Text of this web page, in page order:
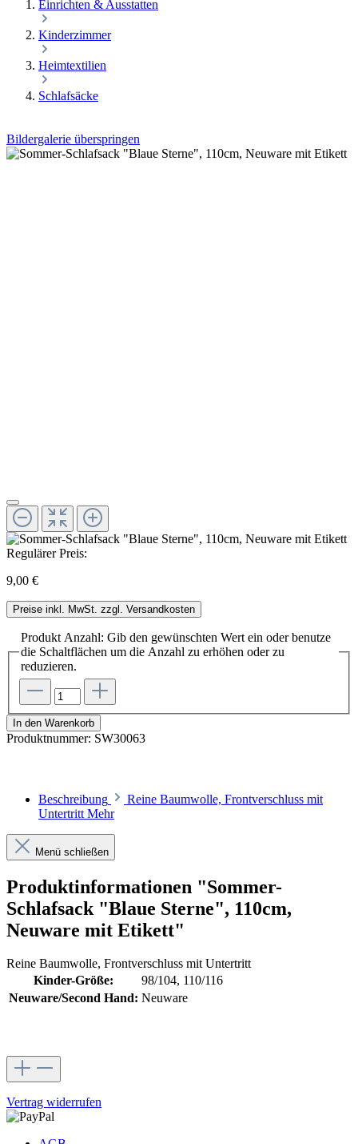
Einrichten & Ausstatten
Kinderzimmer
Heimtextilien
Schlafsäcke
Bildergalerie überspringen
Regulärer Preis:
9,00 €
Preise inkl. MwSt. zzgl. Versandkosten
Produkt Anzahl: Gib den gewünschten Wert ein oder benutze
die Schaltflächen um die Anzahl zu erhöhen oder zu
reduzieren.
In den Warenkorb
Produktnummer: SW30063
Beschreibung
Reine Baumwolle, Frontverschluss mit
Untertritt Mehr
Menü schließen
Produktinformationen "Sommer-
Schlafsack "Blaue Sterne", 110cm,
Neuware mit Etikett"
Reine Baumwolle, Frontverschluss mit Untertritt
Kinder-Größe:
98/104, 110/116
Neuware/Second Hand: Neuware
Vertrag widerrufen